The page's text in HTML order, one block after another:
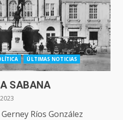
ÚLTIMAS NOTICIAS
SABANA
Ríos González